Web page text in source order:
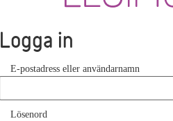
Logga in
E-postadress eller användarnamn
Lösenord